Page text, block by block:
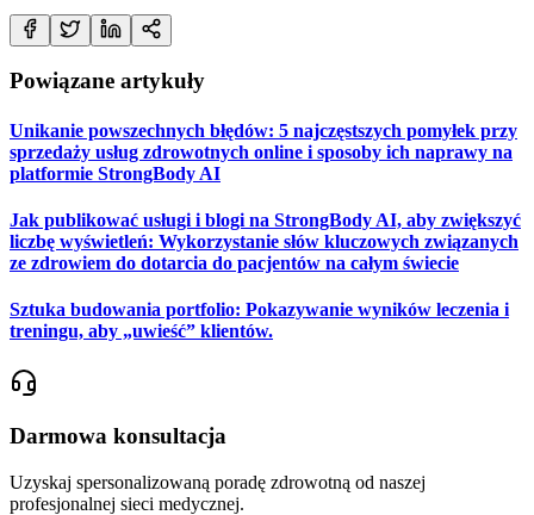
Powiązane artykuły
Unikanie powszechnych błędów: 5 najczęstszych pomyłek przy
sprzedaży usług zdrowotnych online i sposoby ich naprawy na
platformie StrongBody AI
Jak publikować usługi i blogi na StrongBody AI, aby zwiększyć
liczbę wyświetleń: Wykorzystanie słów kluczowych związanych
ze zdrowiem do dotarcia do pacjentów na całym świecie
Sztuka budowania portfolio: Pokazywanie wyników leczenia i
treningu, aby „uwieść” klientów.
Darmowa konsultacja
Uzyskaj spersonalizowaną poradę zdrowotną od naszej
profesjonalnej sieci medycznej.